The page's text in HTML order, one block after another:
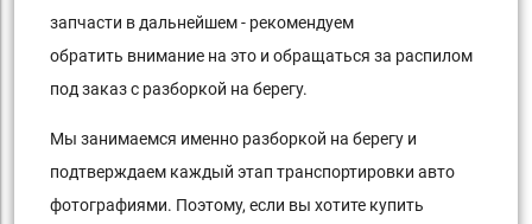
запчасти в дальнейшем - рекомендуем
обратить внимание на это и обращаться за распилом
под заказ с разборкой на берегу.
Мы занимаемся именно разборкой на берегу и
подтверждаем каждый этап транспортировки авто
фотографиями. Поэтому, если вы хотите купить